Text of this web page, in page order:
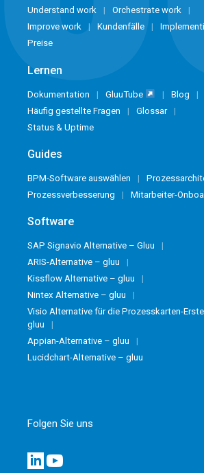
Understand work
Orchestrate work
Improve work
Kundenfälle
Preise
Lernen
Dokumentation GluuTube
Blog
Häufig gestellte Fragen
Glossar
Status & Uptime
Guides
BPM-Software auswählen
Prozessverbesserung
Mitarbeiter-
Software
SAP Signavio Alternative – Gluu
ARIS-Alternative – gluu
Kissflow Alternative – gluu
Nintex Alternative – gluu
Visio Alternative für die Prozesskarten-
gluu
Appian-Alternative – gluu
Lucidchart-Alternative – gluu
Folgen Sie uns